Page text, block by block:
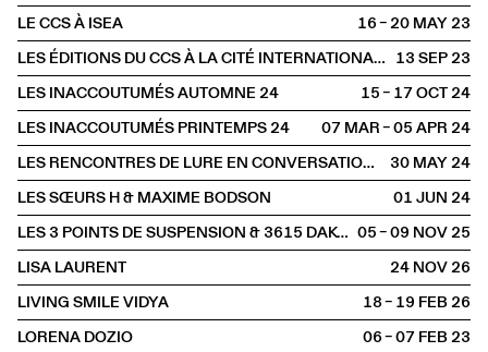
LE CCS À ISEA
16 – 20 MAY2023
LES ÉDITIONS DU CCS À LA CITÉ INTERNATIONALE DES ARTS 13 SEP2023
LES INACCOUTUMÉS AUTOMNE 24
15 – 17 OCT2024
LES INACCOUTUMÉS PRINTEMPS 24
07 MAR – 05 APR2024
LES RENCONTRES DE LURE EN CONVERSATION AVEC ROSMARIE TISSI
30 MAY2024
LES SŒURS H & MAXIME BODSON
01 JUN2024
LES 3 POINTS DE SUSPENSION & 3615 DAKOTA 05 – 09 NOV2025
LISA LAURENT
24 NOV2026
LIVING SMILE VIDYA
18 – 19 FEB2026
LORENA DOZIO
06 – 07 FEB2023